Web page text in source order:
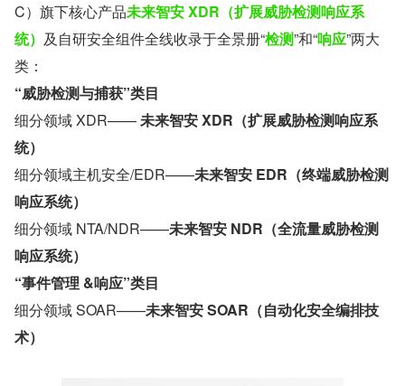
C）旗下核心产品未来智安 XDR（扩展威胁检测响应系
统） 及自研安全组件全线收录于全景册“检测”和“响应”两大
类：
“威胁检测与捕获”类目
细分领域 XDR—— 未来智安 XDR（扩展威胁检测响应系
统）
细分领域主机安全/EDR——未来智安 EDR（终端威胁检测
响应系统）
细分领域 NTA/NDR——未来智安 NDR（全流量威胁检测
响应系统）
“事件管理 &响应”类目
细分领域 SOAR——未来智安 SOAR（自动化安全编排技
术）